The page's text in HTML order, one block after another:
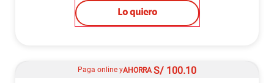
Lo quiero
Paga online yAHORRA S/ 100.10